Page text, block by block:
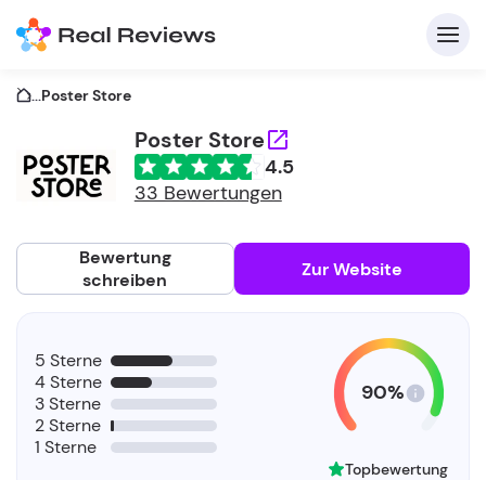
...Poster Store
Poster Store
4.5
33 Bewertungen
Bewertung
schreiben
Zur Website
5 Sterne
4 Sterne
3 Sterne
2 Sterne
1 Sterne
90%
Topbewertung